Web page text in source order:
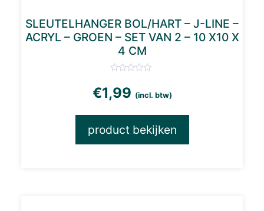
SLEUTELHANGER BOL/HART – J-LINE –
ACRYL – GROEN – SET VAN 2 – 10 X10 X
4 CM
€1,99 (incl. btw)
product bekijken